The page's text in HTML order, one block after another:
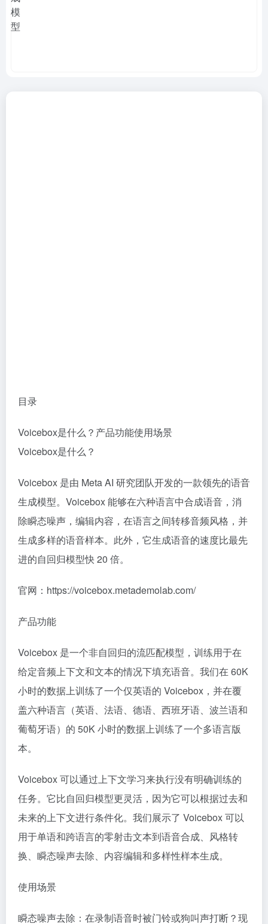
目录
Voicebox是什么？产品功能使用场景
Voicebox是什么？
Voicebox 是由 Meta AI 研究团队开发的一款领先的语音
生成模型。Voicebox 能够在六种语言中合成语音，消
除瞬态噪声，编辑内容，在语言之间转移音频风格，并
生成多样的语音样本。此外，它生成语音的速度比最先
进的自回归模型快 20 倍。
官网：https://voicebox.metademolab.com/
产品功能
Voicebox 是一个非自回归的流匹配模型，训练用于在
给定音频上下文和文本的情况下填充语音。我们在 60K
小时的数据上训练了一个仅英语的 Voicebox，并在覆
盖六种语言（英语、法语、德语、西班牙语、波兰语和
葡萄牙语）的 50K 小时的数据上训练了一个多语言版
本。
Voicebox 可以通过上下文学习来执行没有明确训练的
任务。它比自回归模型更灵活，因为它可以根据过去和
未来的上下文进行条件化。我们展示了 Voicebox 可以
用于单语和跨语言的零射击文本到语音合成、风格转
换、瞬态噪声去除、内容编辑和多样性样本生成。
使用场景
瞬态噪声去除：在录制语音时被门铃或狗叫声打断？现